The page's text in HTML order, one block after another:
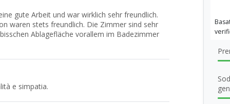
gute Arbeit und war wirklich sehr freundlich.
waren stets freundlich. Die Zimmer sind sehr
Ablagefläche vorallem im Badezimmer
e simpatia.